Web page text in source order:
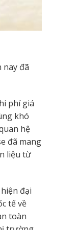
nay đã
phí giá
khó
hệ
đã mang
liệu từ
đại
tế về
toàn